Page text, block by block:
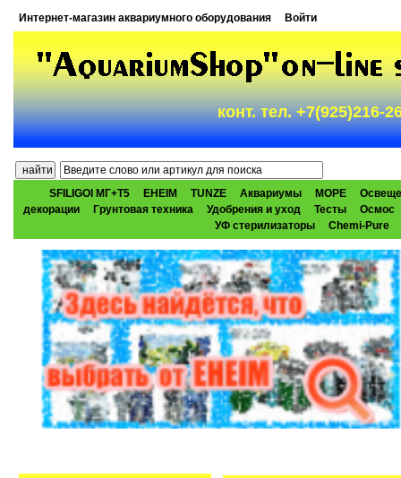
Интернет-магазин аквариумного оборудования Войти
конт. тел. +7(925)216-
SFILIGOI МГ+Т5 EHEIM TUNZE Аквариумы МОРЕ
декорации
Грунтовая техника Удобрения и уход Тесты
Осмос
УФ стерилизаторы
Chemi-Pure